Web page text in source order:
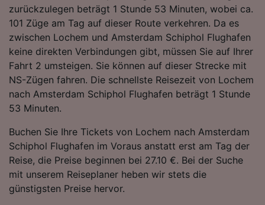
zurückzulegen beträgt 1 Stunde 53 Minuten, wobei ca.
101 Züge am Tag auf dieser Route verkehren. Da es
zwischen Lochem und Amsterdam Schiphol Flughafen
keine direkten Verbindungen gibt, müssen Sie auf Ihrer
Fahrt 2 umsteigen. Sie können auf dieser Strecke mit
NS-Zügen fahren. Die schnellste Reisezeit von Lochem
nach Amsterdam Schiphol Flughafen beträgt 1 Stunde
53 Minuten.
Buchen Sie Ihre Tickets von Lochem nach Amsterdam
Schiphol Flughafen im Voraus anstatt erst am Tag der
Reise, die Preise beginnen bei 27.10 €. Bei der Suche
mit unserem Reiseplaner heben wir stets die
günstigsten Preise hervor.